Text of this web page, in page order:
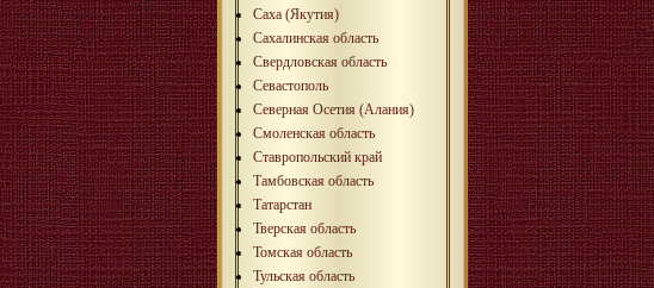
Саха (Якутия)
Сахалинская область
Свердловская область
Севастополь
Северная Осетия (Алания)
Смоленская область
Ставропольский край
Тамбовская область
Татарстан
Тверская область
Томская область
Тульская область